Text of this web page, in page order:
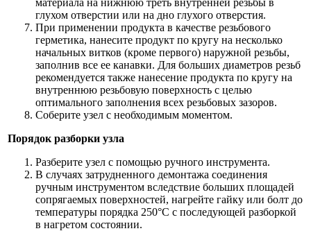
глухом отверстии или на дно глухого отверстия.
При применении продукта в качестве резьбового
герметика, нанесите продукт по кругу на несколько
начальных витков (кроме первого) наружной резьбы,
заполнив все ее канавки. Для больших диаметров резьб
рекомендуется также нанесение продукта по кругу на
внутреннюю резьбовую поверхность с целью
оптимального заполнения всех резьбовых зазоров.
Соберите узел с необходимым моментом.
Порядок разборки узла
Разберите узел с помощью ручного инструмента.
В случаях затрудненного демонтажа соединения
ручным инструментом вследствие больших площадей
сопрягаемых поверхностей, нагрейте гайку или болт до
температуры порядка 250°C с последующей разборкой
в нагретом состоянии.